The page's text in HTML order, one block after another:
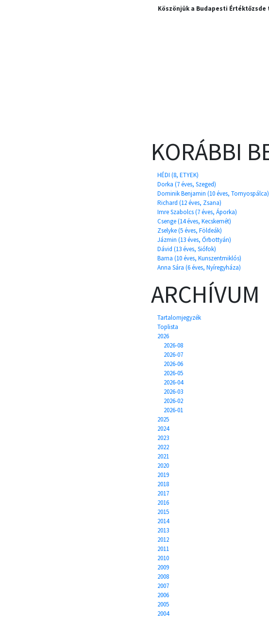
Köszönjük a Budapesti
KORÁBBI
HÉDI (8, ETYEK)
Dorka (7 éves, Szeged)
Dominik Benjamin (10 éves, Tornyospálca)
Richard (12 éves, Zsana)
Imre Szabolcs (7 éves, Áporka)
Csenge (14 éves, Kecskemét)
Zselyke (5 éves, Földeák)
Jázmin (13 éves, Őrbottyán)
Dávid (13 éves, Siófok)
Barna (10 éves, Kunszentmiklós)
Anna Sára (6 éves, Nyíregyháza)
ARCHÍVUM
Tartalomjegyzék
Toplista
2026
2026-08
2026-07
2026-06
2026-05
2026-04
2026-03
2026-02
2026-01
2025
2024
2023
2022
2021
2020
2019
2018
2017
2016
2015
2014
2013
2012
2011
2010
2009
2008
2007
2006
2005
2004